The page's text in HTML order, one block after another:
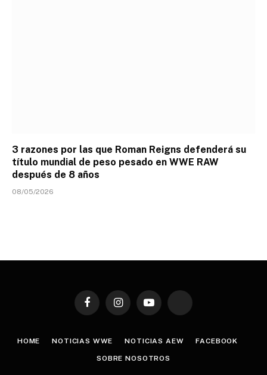
3 razones por las que Roman Reigns defenderá su
título mundial de peso pesado en WWE RAW
después de 8 años
08/05/2026
FacebookInstagramYouTube TikTok
HOME NOTICIAS WWE NOTICIAS AEW FACEBOOK
SOBRE NOSOTROS